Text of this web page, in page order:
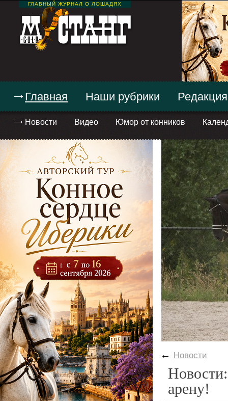
ГЛАВНЫЙ ЖУРНАЛ О ЛОШАДЯХ
Главная
Новости Видео Юмор от конников
Наши рубрики Редакция
← Новости
арену!